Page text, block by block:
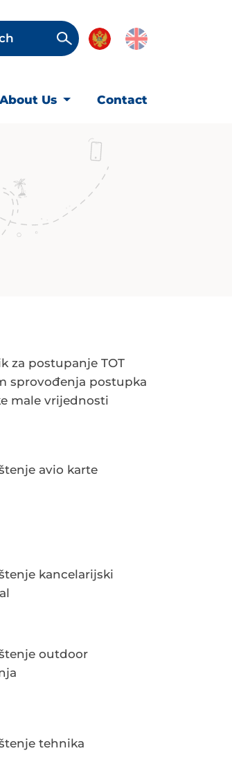
About Us Contact
za postupanje TOT
sprovođenja postupka
male vrijednosti
avio karte
kancelarijski
outdoor
tehnika